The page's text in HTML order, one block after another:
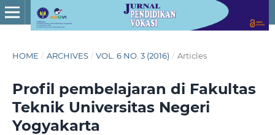
HOME / ARCHIVES / VOL. 6 NO. 3 (2016) / Articles
Profil pembelajaran di Fakultas
Teknik Universitas Negeri
Yogyakarta